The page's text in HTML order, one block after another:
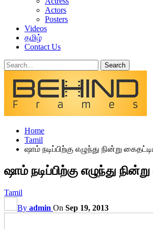
Actors
Posters
Videos
தமிழ்
Contact Us
Home
Tamil
ஷாம் நடிப்பிற்கு எழுந்து நின்று
ஷாம் நடிப்பிற்கு எழுந்து
Tamil
By admin On Sep 19, 2013